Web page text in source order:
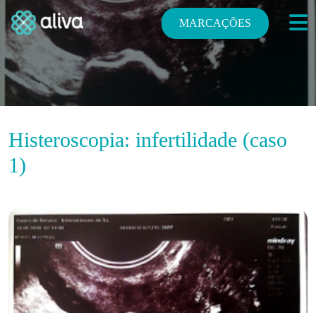
MARCAÇÕES
Histeroscopia: infertilidade (caso
1)